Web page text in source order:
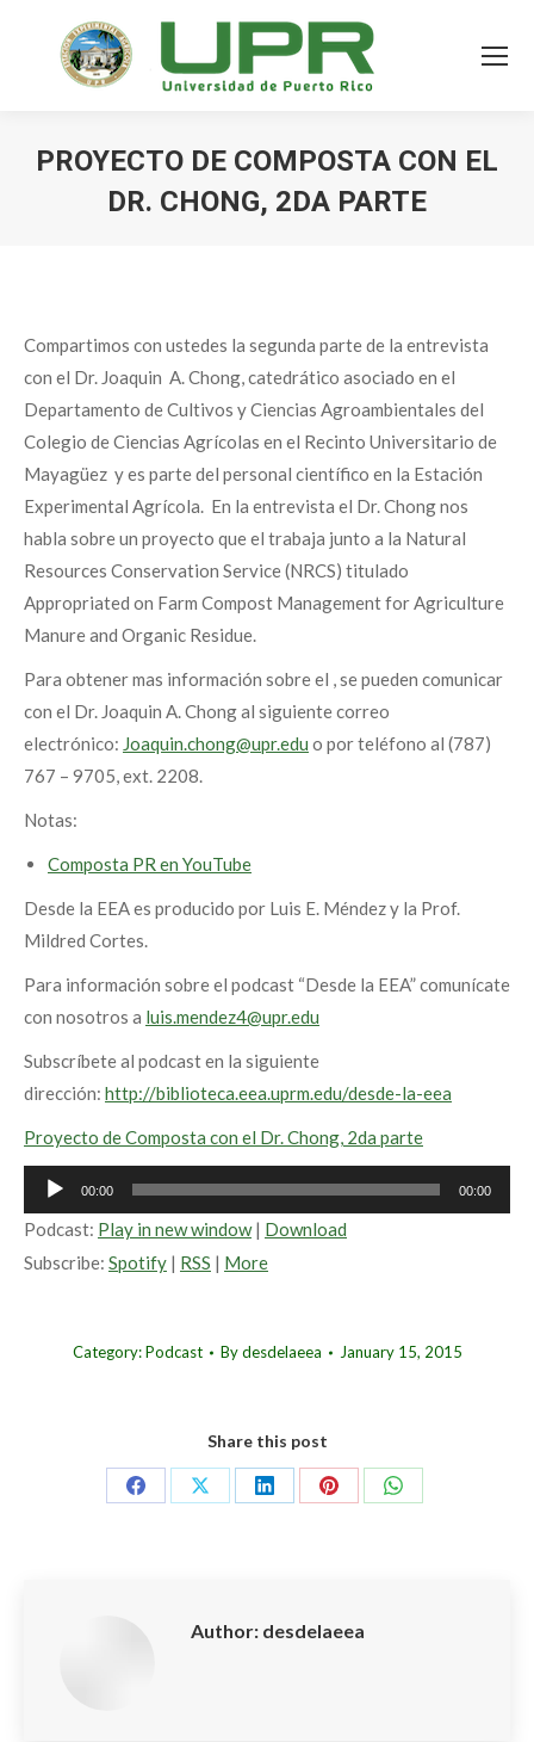
PROYECTO DE COMPOSTA CON EL
DR. CHONG, 2DA PARTE
Compartimos con ustedes la segunda parte de la entrevista
con el Dr. Joaquin A. Chong, catedrático asociado en el
Departamento de Cultivos y Ciencias Agroambientales del
Colegio de Ciencias Agrícolas en el Recinto Universitario de
Mayagüez y es parte del personal científico en la Estación
Experimental Agrícola. En la entrevista el Dr. Chong nos
habla sobre un proyecto que el trabaja junto a la Natural
Resources Conservation Service (NRCS) titulado
Appropriated on Farm Compost Management for Agriculture
Manure and Organic Residue.
Para obtener mas información sobre el , se pueden comunicar
con el Dr. Joaquin A. Chong al siguiente correo
electrónico: Joaquin.chong@upr.edu o por teléfono al (787)
767 – 9705, ext. 2208.
Notas:
Composta PR en YouTube
Desde la EEA es producido por Luis E. Méndez y la Prof.
Mildred Cortes.
Para información sobre el podcast “Desde la EEA” comunícate
con nosotros a luis.mendez4@upr.edu
Subscríbete al podcast en la siguiente
dirección: http://biblioteca.eea.uprm.edu/desde-la-eea
Proyecto de Composta con el Dr. Chong, 2da parte
Audio
Player
00:00 00:00
Podcast: Play in new window| Download
Subscribe: Spotify | RSS | More
Category:Podcast Bydesdelaeea January 15, 2015
Share this post
Share
Share
Share
Share
Share
Author: desdelaeea